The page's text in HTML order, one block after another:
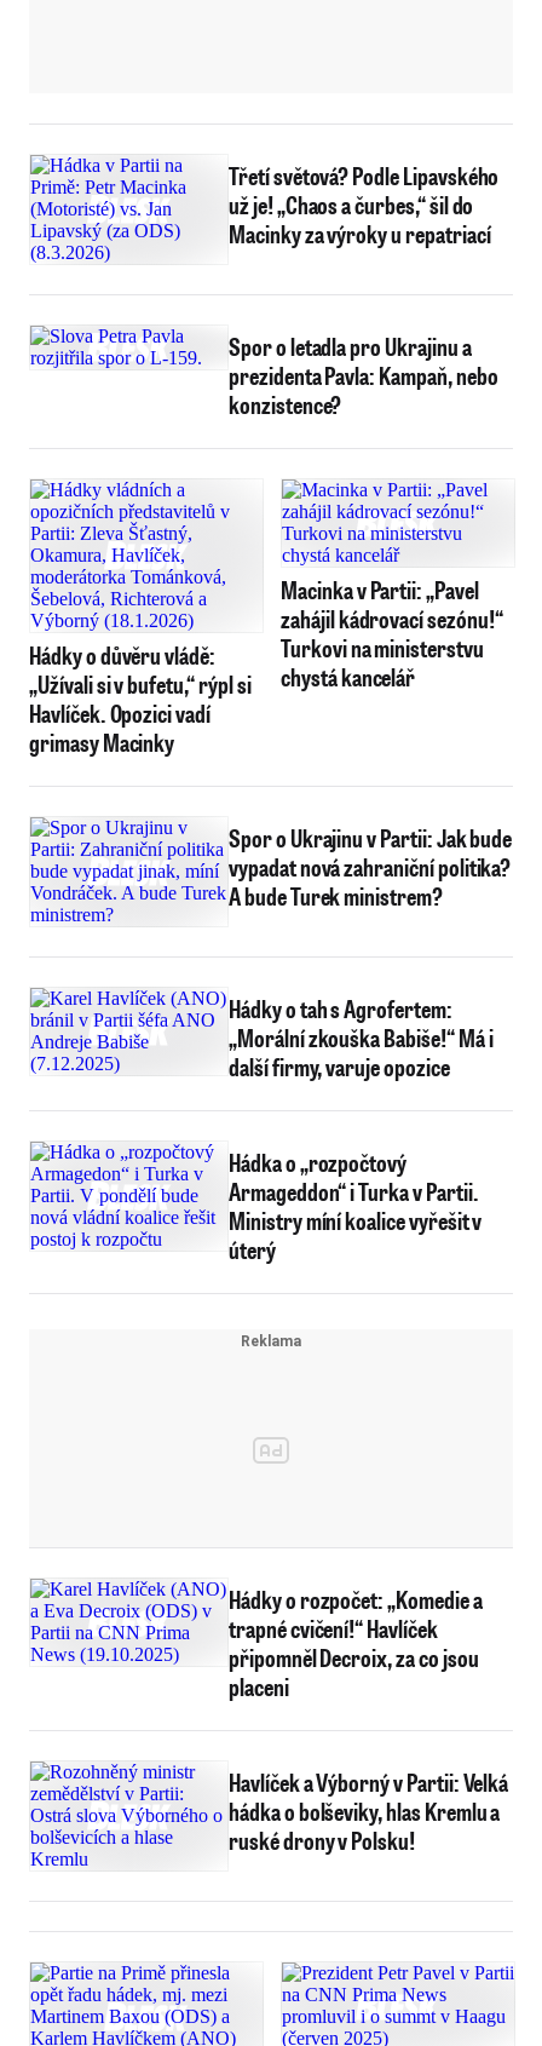
Třetí světová? Podle Lipavského
už je! „Chaos a čurbes,“ šil do
Macinky za výroky u repatriací
Spor o letadla pro Ukrajinu a
prezidenta Pavla: Kampaň, nebo
konzistence?
Hádky o důvěru vládě:
„Užívali si v bufetu,“ rýpl si
Havlíček. Opozici vadí
grimasy Macinky
Macinka v Partii: „Pavel
zahájil kádrovací sezónu!“
Turkovi na ministerstvu
chystá kancelář
Spor o Ukrajinu v Partii: Jak bude
vypadat nová zahraniční politika?
A bude Turek ministrem?
Hádky o tah s Agrofertem:
„Morální zkouška Babiše!“ Má i
další firmy, varuje opozice
Hádka o „rozpočtový
Armageddon“ i Turka v Partii.
Ministry míní koalice vyřešit v
úterý
Hádky o rozpočet: „Komedie a
trapné cvičení!“ Havlíček
připomněl Decroix, za co jsou
placeni
Havlíček a Výborný v Partii: Velká
hádka o bolševiky, hlas Kremlu a
ruské drony v Polsku!